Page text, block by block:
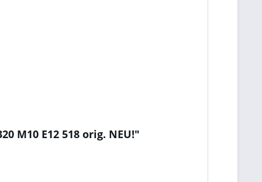
M10 E12 518 orig. NEU!"